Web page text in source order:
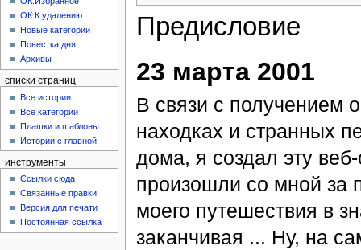
Предисловие
23 марта 2001
В связи с получением
находках и странных
дома, я создал эту
произошли со мной за
моего путешествия в
заканчивая ... Ну, на
ОК:К удалению
Новые категории
Повестка дня
Архивы
списки страниц
Все истории
Все категории
Плашки и шаблоны
Истории с главной
инструменты
Ссылки сюда
Связанные правки
Версия для печати
Постоянная ссылка